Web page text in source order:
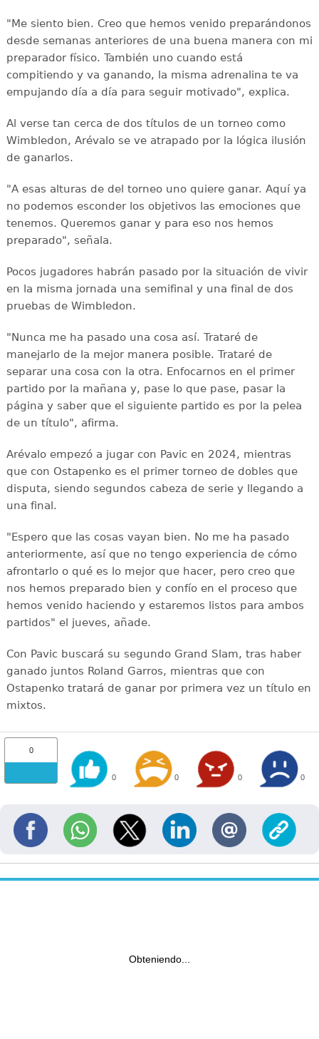
"Me siento bien. Creo que hemos venido preparándonos
desde semanas anteriores de una buena manera con mi
preparador físico. También uno cuando está
compitiendo y va ganando, la misma adrenalina te va
empujando día a día para seguir motivado", explica.
Al verse tan cerca de dos títulos de un torneo como
Wimbledon, Arévalo se ve atrapado por la lógica ilusión
de ganarlos.
"A esas alturas de del torneo uno quiere ganar. Aquí ya
no podemos esconder los objetivos las emociones que
tenemos. Queremos ganar y para eso nos hemos
preparado", señala.
Pocos jugadores habrán pasado por la situación de vivir
en la misma jornada una semifinal y una final de dos
pruebas de Wimbledon.
"Nunca me ha pasado una cosa así. Trataré de
manejarlo de la mejor manera posible. Trataré de
separar una cosa con la otra. Enfocarnos en el primer
partido por la mañana y, pase lo que pase, pasar la
página y saber que el siguiente partido es por la pelea
de un título", afirma.
Arévalo empezó a jugar con Pavic en 2024, mientras
que con Ostapenko es el primer torneo de dobles que
disputa, siendo segundos cabeza de serie y llegando a
una final.
"Espero que las cosas vayan bien. No me ha pasado
anteriormente, así que no tengo experiencia de cómo
afrontarlo o qué es lo mejor que hacer, pero creo que
nos hemos preparado bien y confío en el proceso que
hemos venido haciendo y estaremos listos para ambos
partidos" el jueves, añade.
Con Pavic buscará su segundo Grand Slam, tras haber
ganado juntos Roland Garros, mientras que con
Ostapenko tratará de ganar por primera vez un título en
mixtos.
0
0 0 0 0
Obteniendo...